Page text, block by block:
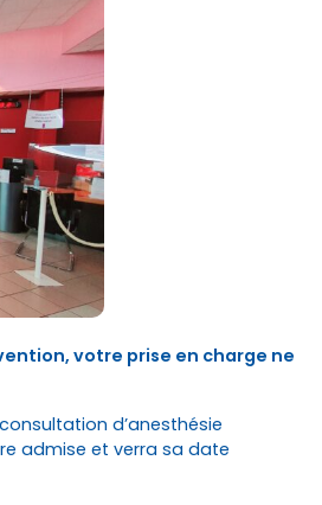
votre prise en charge ne
d’anesthésie
admise et verra sa date